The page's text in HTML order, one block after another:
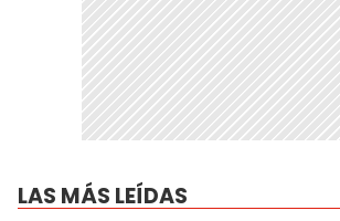
LAS MÁS LEÍDAS